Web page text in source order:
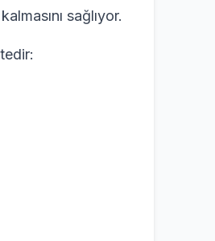
sağlıyor.